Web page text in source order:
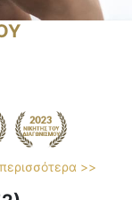
>>